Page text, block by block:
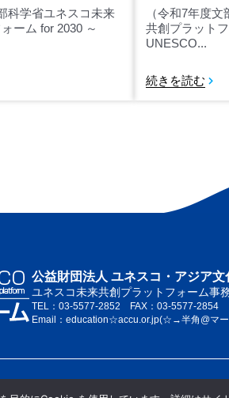
科学省ユネスコ未来
ーム for 2030 ～
（令和7年度
共創プラット
UNESCO...
続きを読む
公益財団法人 ユネスコ・アジア文
ユネスコ未来共創プラットフォーム事
TEL：03-5577-2852 FAX：03-5577-2854
Email：education☆accu.or.jp(☆→半角@マ